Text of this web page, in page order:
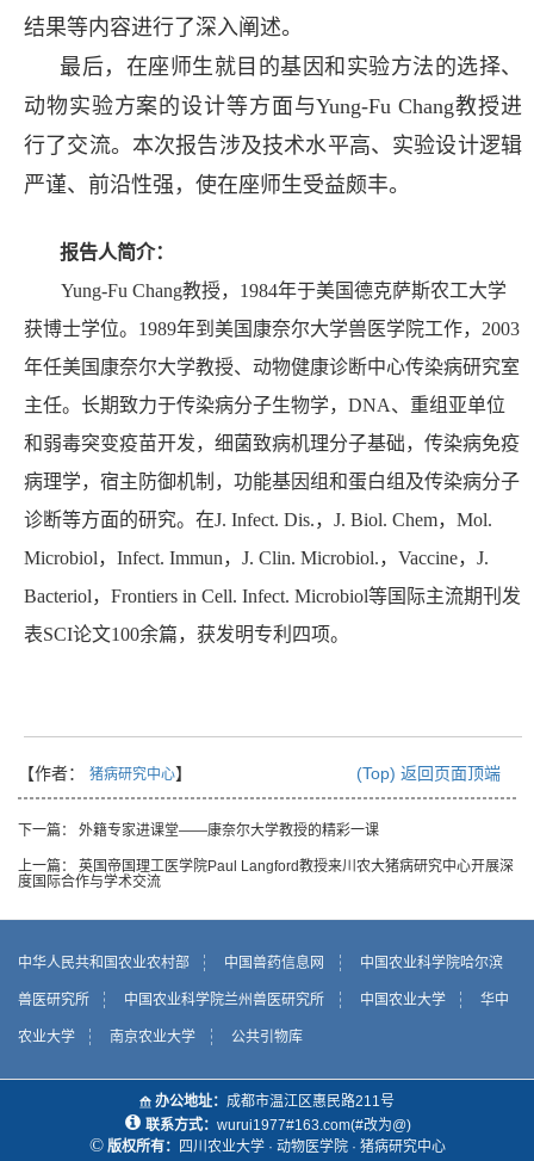
结果等内容进行了深入阐述。
最后，在座师生就目的基因和实验方法的选择、
动物实验方案的设计等方面与Yung-Fu Chang教授进
行了交流。本次报告涉及技术水平高、实验设计逻辑
严谨、前沿性强，使在座师生受益颇丰。
报告人简介：
Yung-Fu Chang教授， 1984年于美国德克萨斯农工大学
获博士学位。 1989年到美国康奈尔大学兽医学院工作， 2003
年任美国康奈尔大学教授、动物健康诊断中心传染病研究室
主任。长期致力于传染病分子生物学， DNA、重组亚单位
和弱毒突变疫苗开发，细菌致病机理分子基础，传染病免疫
病理学，宿主防御机制，功能基因组和蛋白组及传染病分子
诊断等方面的研究。在J. Infect. Dis.， J. Biol. Chem， Mol.
Microbiol， Infect. Immun， J. Clin. Microbiol.， Vaccine， J.
Bacteriol， Frontiers in Cell. Infect. Microbiol等国际主流期刊发
表SCI论文100余篇，获发明专利四项。
【作者： 猪病研究中心】 (Top) 返回页面顶端
下一篇： 外籍专家进课堂——康奈尔大学教授的精彩一课
上一篇： 英国帝国理工医学院Paul Langford教授来川农大猪病研究中心开展深
度国际合作与学术交流
中华人民共和国农业农村部 中国兽药信息网 中国农业科学院哈尔滨
兽医研究所 中国农业科学院兰州兽医研究所 中国农业大学 华中
农业大学 南京农业大学 公共引物库
办公地址： 成都市温江区惠民路211号
联系方式： wurui1977#163.com(#改为@)
© 版权所有： 四川农业大学 · 动物医学院 · 猪病研究中心